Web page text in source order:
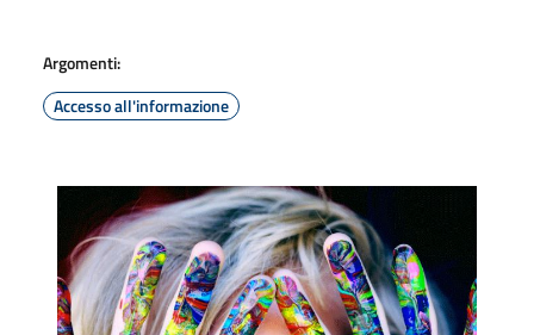
Argomenti:
Accesso all'informazione